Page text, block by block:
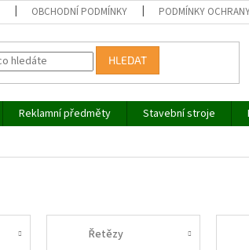
OBCHODNÍ PODMÍNKY PODMÍNKY
HLEDAT
Reklamní předměty Stavební stroje
Řetězy